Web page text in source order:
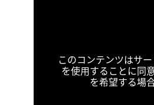
このコンテンツはサ
を使用することに同
を希望する場